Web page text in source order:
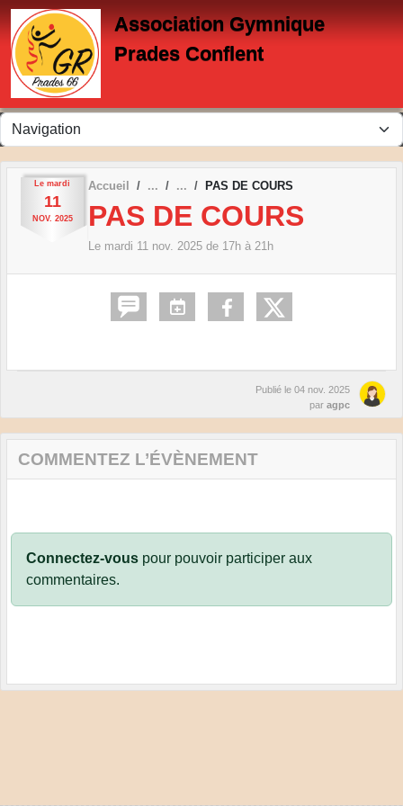
Association Gymnique
Prades Conflent
Le mardi
11
NOV. 2025
Accueil PAS DE COURS
PAS DE COURS
Le mardi 11 nov. 2025 de 17h à 21h
Publié le 04 nov. 2025
par agpc
COMMENTEZ L’ÉVÈNEMENT
Connectez-vous pour pouvoir participer aux
commentaires.
Panneau de gestion des cookies